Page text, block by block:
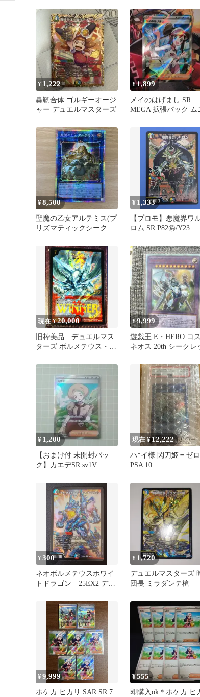
ンジ
¥1,222
轟靭合体 ゴルギーオージ
ャー デュエルマスターズ
¥1,899
メイのはげまし SR
MEGA 拡張パック ム
¥8,500
聖魔の乙女アルテミス(プ
リズマティックシークレ
¥ 1,333
【プロモ】悪魔界ワ
ロム SR P82㊙/Y23
現在 ¥20,000
旧枠美品 デュエルマス
ターズ ボルメテウス・ホ
WINNER
¥9,999
遊戯王 E・HERO コ
ネオス 20th シークレ
¥ 1,200
【おまけ付 未開封パッ
ク】カエデSR sv1V
現在 ¥12,222
ハ*イ様 閃刀姫＝ゼ
PSA 10
¥300
ネオボルメテウスホワイ
トドラゴン 25EX2 デュ
¥ 1,720
デュエルマスターズ
団長 ミラダンテ槍
¥9,999
ポケカ ヒカリ SAR SR 7
¥555
即購入ok＊ポケカ ヒ